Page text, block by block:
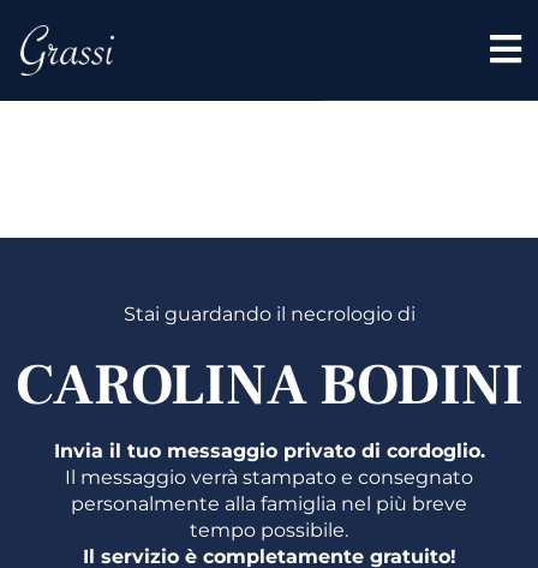
BODINI
Stai guardando il necrologio di
CAROLINA BODINI
Invia il tuo messaggio privato di cordoglio.
Il messaggio verrà stampato e consegnato
personalmente alla famiglia nel più breve
tempo possibile.
Il servizio è completamente gratuito!